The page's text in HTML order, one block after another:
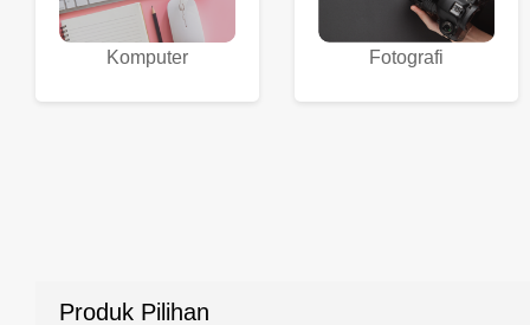
Komputer Fotografi
Produk Pilihan